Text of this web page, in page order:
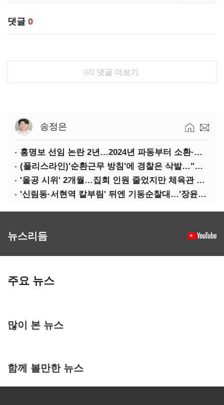
댓글 0
0/0 댓글 더보기
송정은
홍명보 선임 논란 2년…2024년 파동부터 소환·압색까지
(폴리스라인)'순환근무 방침'에 경찰은 삭발…"베테랑·수사력 보강 먼저"
'올공 시위' 2개월…집회 인원 줄었지만 체육관 봉쇄 계속
'신림동·서현역 칼부림' 뒤엔 기동순찰대…'장윤기 은폐·조작' 후엔 내부비리수사대
뉴스리듬
주요 뉴스
많이 본 뉴스
함께 볼만한 뉴스